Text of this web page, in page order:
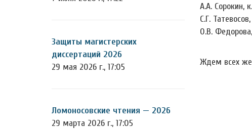
Защиты магистерских
диссертаций 2026
29 мая 2026 г., 17:05
Ломоносовские чтения — 2026
29 марта 2026 г., 17:05
А.А. Сорокин,
С.Г.
О.В.
Ждем всех